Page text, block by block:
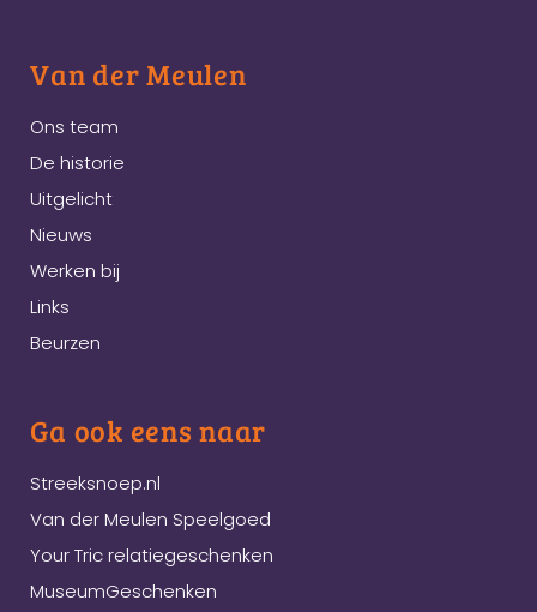
Van der Meulen
Ons team
De historie
Uitgelicht
Nieuws
Werken bij
Links
Beurzen
Ga ook eens naar
Streeksnoep.nl
Van der Meulen Speelgoed
Your Tric relatiegeschenken
MuseumGeschenken